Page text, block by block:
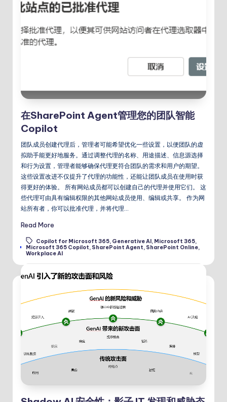
在SharePoint Agent管理您的团队智能
Copilot
团队成员创建代理后，管理者可能希望优化一些设置，以便团队的虚
拟助手能更好地服务。通过调整代理的名称、用途描述、信息源选择
和行为设置，管理者能够确保代理更符合团队的需求和用户的期望。
这些设置改进不仅提升了代理的功能性，还能让团队成员在使用时获
得更好的体验。 所有网站成员都可以创建自己的代理并使用它们。 这
些代理可由具有编辑权限的其他网站成员使用、编辑或共享。 作为网
站所有者，你可以批准代理，并将代理…
Read More
Tags:
Copilot for Microsoft 365, Generative AI, Microsoft 365,
Microsoft 365 Copilot, SharePoint Agent, SharePoint Online,
Workplace AI